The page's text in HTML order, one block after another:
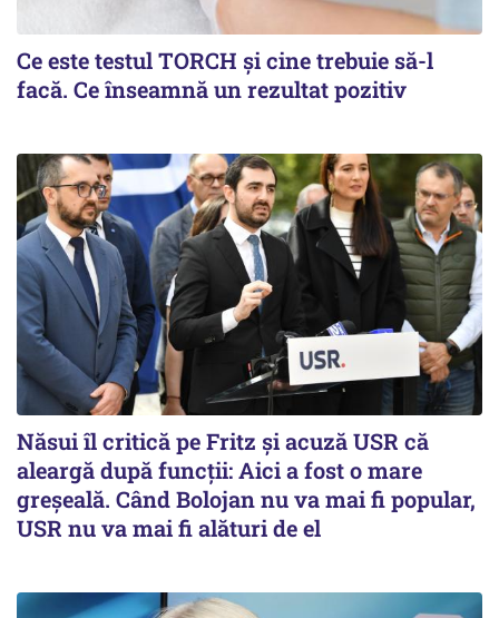
Ce este testul TORCH și cine trebuie să-l
facă. Ce înseamnă un rezultat pozitiv
Năsui îl critică pe Fritz și acuză USR că
aleargă după funcții: Aici a fost o mare
greșeală. Când Bolojan nu va mai fi popular,
USR nu va mai fi alături de el